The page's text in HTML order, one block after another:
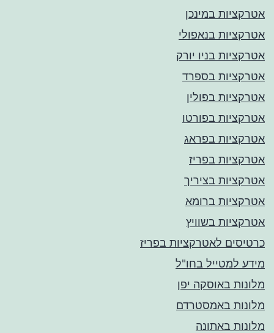
אטרקציות במינכן
אטרקציות בנאפולי
אטרקציות בניו יורק
אטרקציות בספרד
אטרקציות בפולין
אטרקציות בפורטו
אטרקציות בפראג
אטרקציות בפריז
אטרקציות בציריך
אטרקציות ברומא
אטרקציות בשוויץ
כרטיסים לאטרקציות בפריז
מידע למטייל בחו"ל
מלונות באוסקה יפן
מלונות באמסטרדם
מלונות באתונה